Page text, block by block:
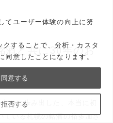
てユーザー体験の向上に努
クすることで、分析・カスタ
意したことになります。
否する
意する
酒と共に30年のお
向に歩み出した、本当に初
ている札幌の銘酒の裕多加さ